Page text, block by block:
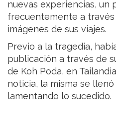
nuevas experiencias, un
frecuentemente a
imágenes de sus viajes.
Previo a la tragedia,
publicación a través de
de Koh Poda, en
noticia, la misma se
lamentando lo sucedido.